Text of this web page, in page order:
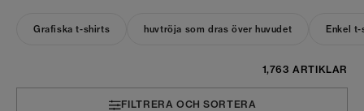
Grafiska t-shirts huvtröja som dras över huvudet Enkel
1,763 ARTIKLAR
FILTRERA OCH SORTERA